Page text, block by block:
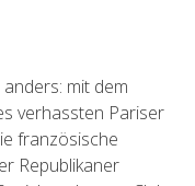
mit dem
verhassten Pariser
französische
Republikaner